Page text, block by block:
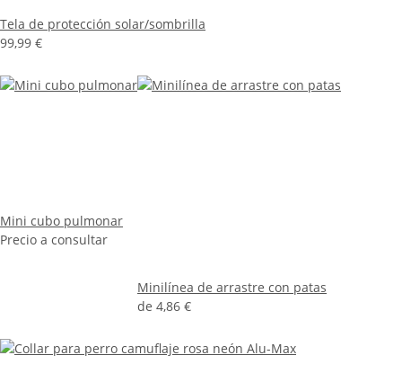
Tela de protección solar/sombrilla
99,99 €
Mini cubo pulmonar
Precio a consultar
Minilínea de arrastre con patas
de 4,86 €